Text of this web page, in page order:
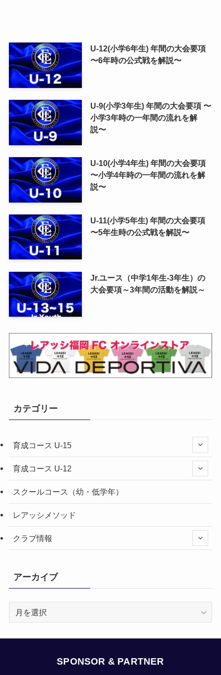
U-12(小学6年生) 年間の大会要項
〜6年時の公式戦を解説〜
U-9(小学3年生) 年間の大会要項 〜
小学3年時の一年間の流れを解
説〜
U-10(小学4年生) 年間の大会要項
〜小学4年時の一年間の流れを解
説〜
U-11(小学5年生) 年間の大会要項
〜5年生時の公式戦を解説〜
Jr.ユース（中学1年生-3年生）の
大会要項～3年間の活動を解説～
カテゴリー
育成コース U-15
育成コース U-12
スクールコース（幼・低学年）
レアッシメソッド
クラブ情報
アーカイブ
SPONSOR & PARTNER